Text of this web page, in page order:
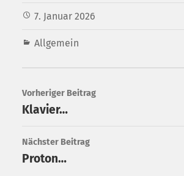
7. Januar 2026
Allgemein
Vorheriger Beitrag
Klavier…
Nächster Beitrag
Proton…